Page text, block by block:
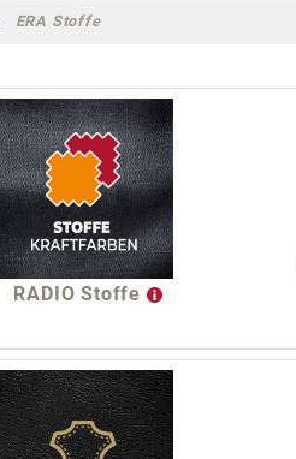
ERA Stoffe
RADIO Stoffe